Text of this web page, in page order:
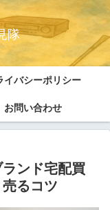
隊
イバシーポリシー
お問い合わせ
ンド宅配買
るコツ